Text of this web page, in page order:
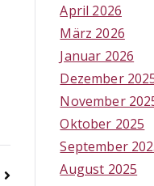
April 2026
März 2026
Januar 2026
Dezember
November
Oktober 2025
September
August 2025